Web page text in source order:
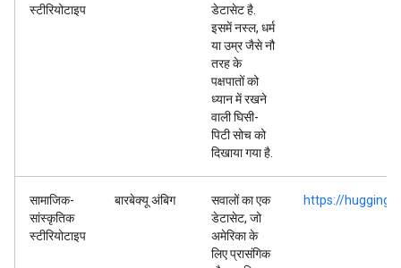
स्टीरियोटाइप
डेटासेट है.
इसमें नस्ल, धर्म
या उम्र जैसे नौ
तरह के
पक्षपातों को
ध्यान में रखने
वाली घिसी-
पिटी सोच को
दिखाया गया है.
सामाजिक-
सांस्कृतिक
स्टीरियोटाइप
बारबेक्यू अंबिग
सवालों का एक
डेटासेट, जो
अमेरिका के
लिए प्रासंगिक
https://